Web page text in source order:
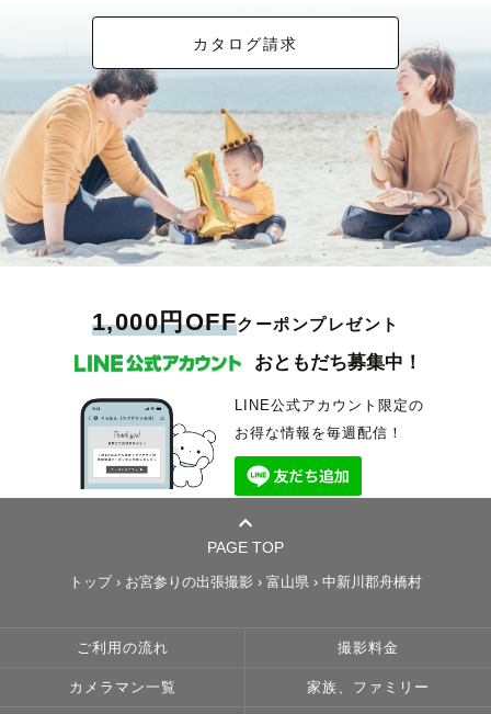
カタログ請求
1,000円OFFクーポンプレゼント
おともだち募集中！
LINE公式アカウント限定の
お得な情報を毎週配信！
PAGE TOP
トップ› お宮参りの出張撮影 › 富山県 › 中新川郡舟橋村
ご利用の流れ 撮影料金
カメラマン一覧 家族、ファミリー